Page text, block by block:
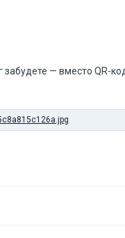
забудете — вместо QR-